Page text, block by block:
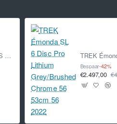
Bh EXPERT 5.0 Grijs XS 2021
Bespaar-42%
€2.497,00